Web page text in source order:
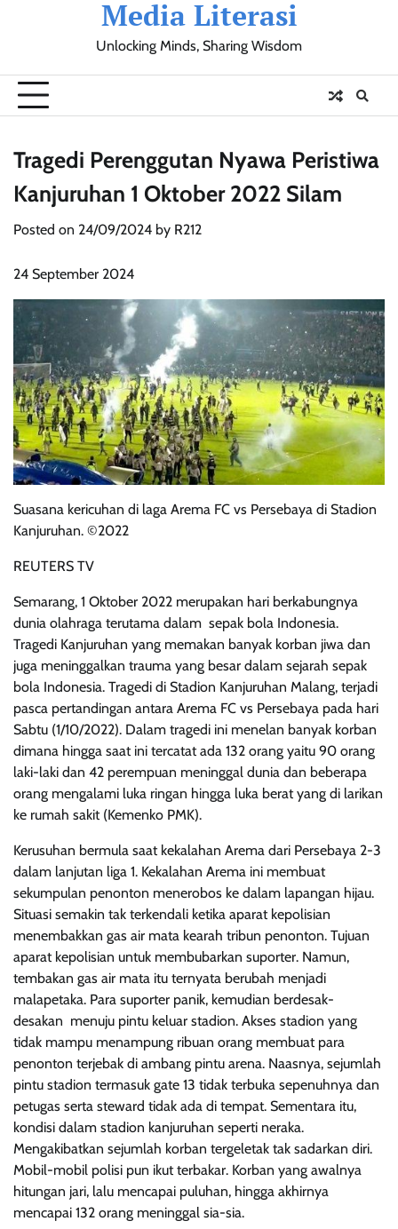
Media Literasi
Unlocking Minds, Sharing Wisdom
Pendidikan
SosialOlahraga
Resensi
Ulasan
Opini
Tragedi Perenggutan Nyawa Peristiwa
Kanjuruhan 1 Oktober 2022 Silam
Posted on 24/09/2024 by R212
24 September 2024
Suasana kericuhan di laga Arema FC vs Persebaya di Stadion
Kanjuruhan. ©2022
REUTERS TV
Semarang, 1 Oktober 2022 merupakan hari berkabungnya
dunia olahraga terutama dalam sepak bola Indonesia.
Tragedi Kanjuruhan yang memakan banyak korban jiwa dan
juga meninggalkan trauma yang besar dalam sejarah sepak
bola Indonesia. Tragedi di Stadion Kanjuruhan Malang, terjadi
pasca pertandingan antara Arema FC vs Persebaya pada hari
Sabtu (1/10/2022). Dalam tragedi ini menelan banyak korban
dimana hingga saat ini tercatat ada 132 orang yaitu 90 orang
laki-laki dan 42 perempuan meninggal dunia dan beberapa
orang mengalami luka ringan hingga luka berat yang di larikan
ke rumah sakit (Kemenko PMK).
Kerusuhan bermula saat kekalahan Arema dari Persebaya 2-3
dalam lanjutan liga 1. Kekalahan Arema ini membuat
sekumpulan penonton menerobos ke dalam lapangan hijau.
Situasi semakin tak terkendali ketika aparat kepolisian
menembakkan gas air mata kearah tribun penonton. Tujuan
aparat kepolisian untuk membubarkan suporter. Namun,
tembakan gas air mata itu ternyata berubah menjadi
malapetaka. Para suporter panik, kemudian berdesak-
desakan menuju pintu keluar stadion. Akses stadion yang
tidak mampu menampung ribuan orang membuat para
penonton terjebak di ambang pintu arena. Naasnya, sejumlah
pintu stadion termasuk gate 13 tidak terbuka sepenuhnya dan
petugas serta steward tidak ada di tempat. Sementara itu,
kondisi dalam stadion kanjuruhan seperti neraka.
Mengakibatkan sejumlah korban tergeletak tak sadarkan diri.
Mobil-mobil polisi pun ikut terbakar. Korban yang awalnya
hitungan jari, lalu mencapai puluhan, hingga akhirnya
mencapai 132 orang meninggal sia-sia.